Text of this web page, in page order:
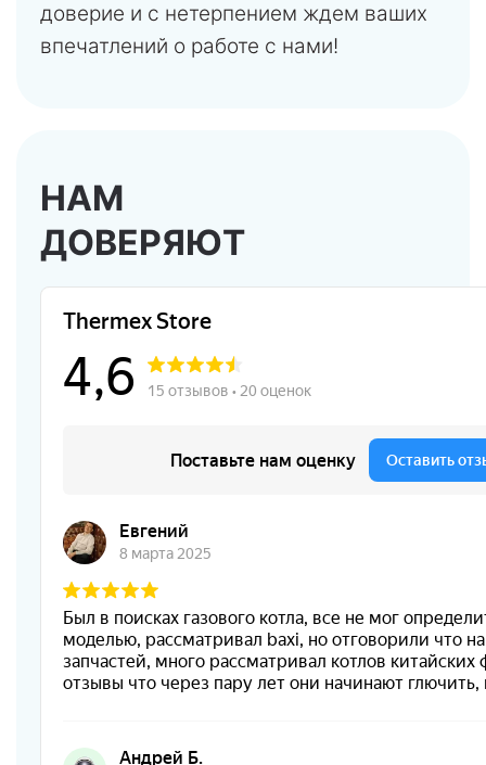
доверие и с нетерпением ждем ваших
впечатлений о работе с нами!
НАМ
ДОВЕРЯЮТ